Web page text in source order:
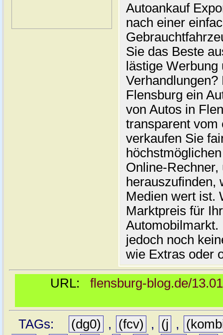
Autoankauf
nach einer
Sie das Beste
lästige
Flensburg ein
von Autos in
transparent vom
verkaufen Sie
Online-
herauszufinden,
Medien wert ist.
Marktpreis für
jedoch noch
wie Extras oder
URL: flensburg-blog.de/
TAGs: (dg0) , (fcv) , (j ,